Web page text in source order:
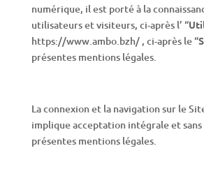
numérique, il est porté à la
utilisateurs et visiteurs, ci-après l’ “
https://www.ambo.bzh/ , ci-après le “
présentes mentions légales.
La connexion et la navigation sur le
implique acceptation intégrale et sans
présentes mentions légales.